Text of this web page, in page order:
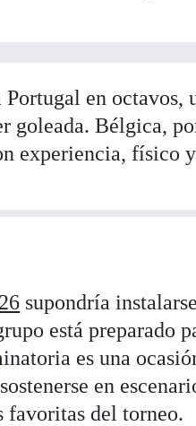
en octavos,
goleada. Bélgica,
experiencia, físico y
supondría
está preparado
es una
en
favoritas del torneo.